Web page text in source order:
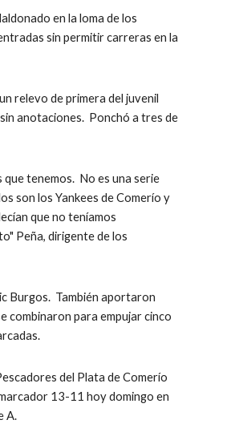
en la loma de los
sin permitir carreras en la
relevo de primera del juvenil
anotaciones.  Ponchó a tres de
tenemos.  No es una serie
son los Yankees de Comerío y
que no teníamos
Peña, dirigente de los
Burgos.  También aportaron
combinaron para empujar cinco
del Plata de Comerío
13-11 hoy domingo en
A.